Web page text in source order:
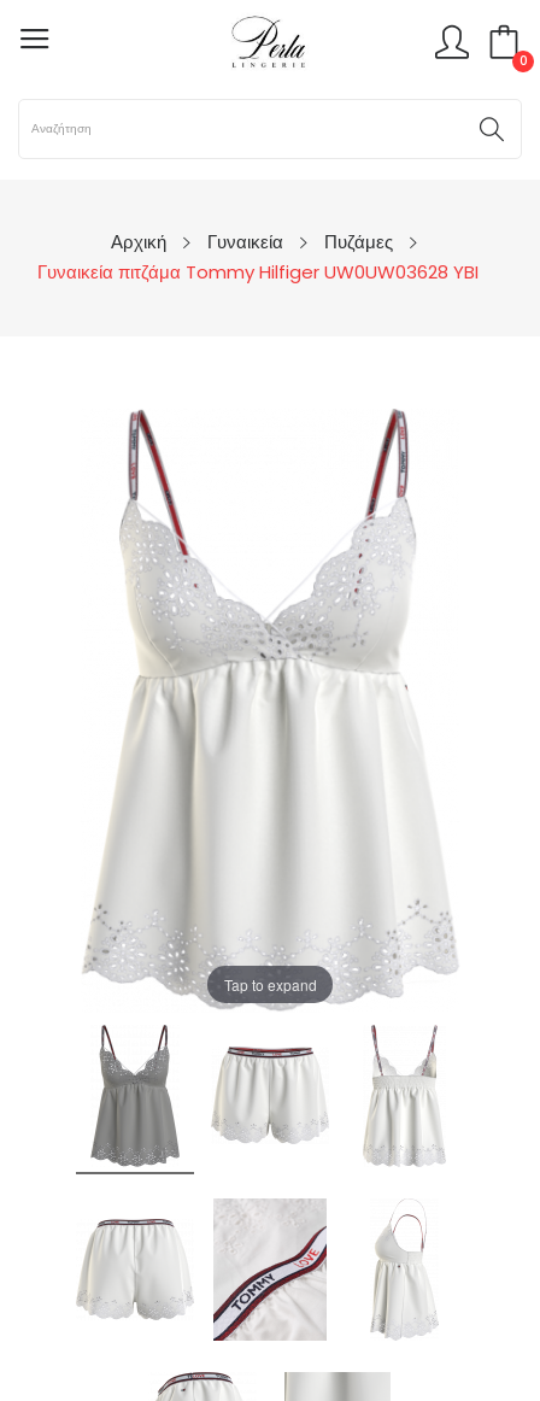
0
Αρχική Γυναικεία
Πυζάμες
Γυναικεία πιτζάμα Tommy Hilfiger UW0UW03628 YBI
Tap to expand